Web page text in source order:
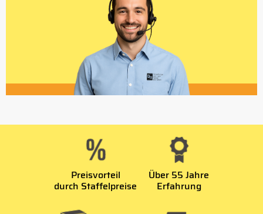
Preisvorteil
durch Staffelpreise
Über 55 Jahre
Erfahrung